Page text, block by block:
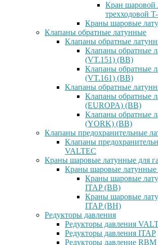
Кран шаровой
трехходовой
Краны шаровые
Клапаны обратные латунные
Клапаны обратные
Клапаны обратные
(VT.151) (ВВ)
Клапаны обратные
(VT.161) (ВВ)
Клапаны обратные
Клапаны обратные
(EUROPA) (ВВ)
Клапаны обратные
(YORK) (ВВ)
Клапаны предохранительные
Клапаны
VALTEC
Краны шаровые латунные для
Краны шаровые
Краны шаровые
ITAP (ВВ)
Краны шаровые
ITAP (ВН)
Редукторы давления
Редукторы давления
Редукторы давления ITAP
Редукторы давление RBM